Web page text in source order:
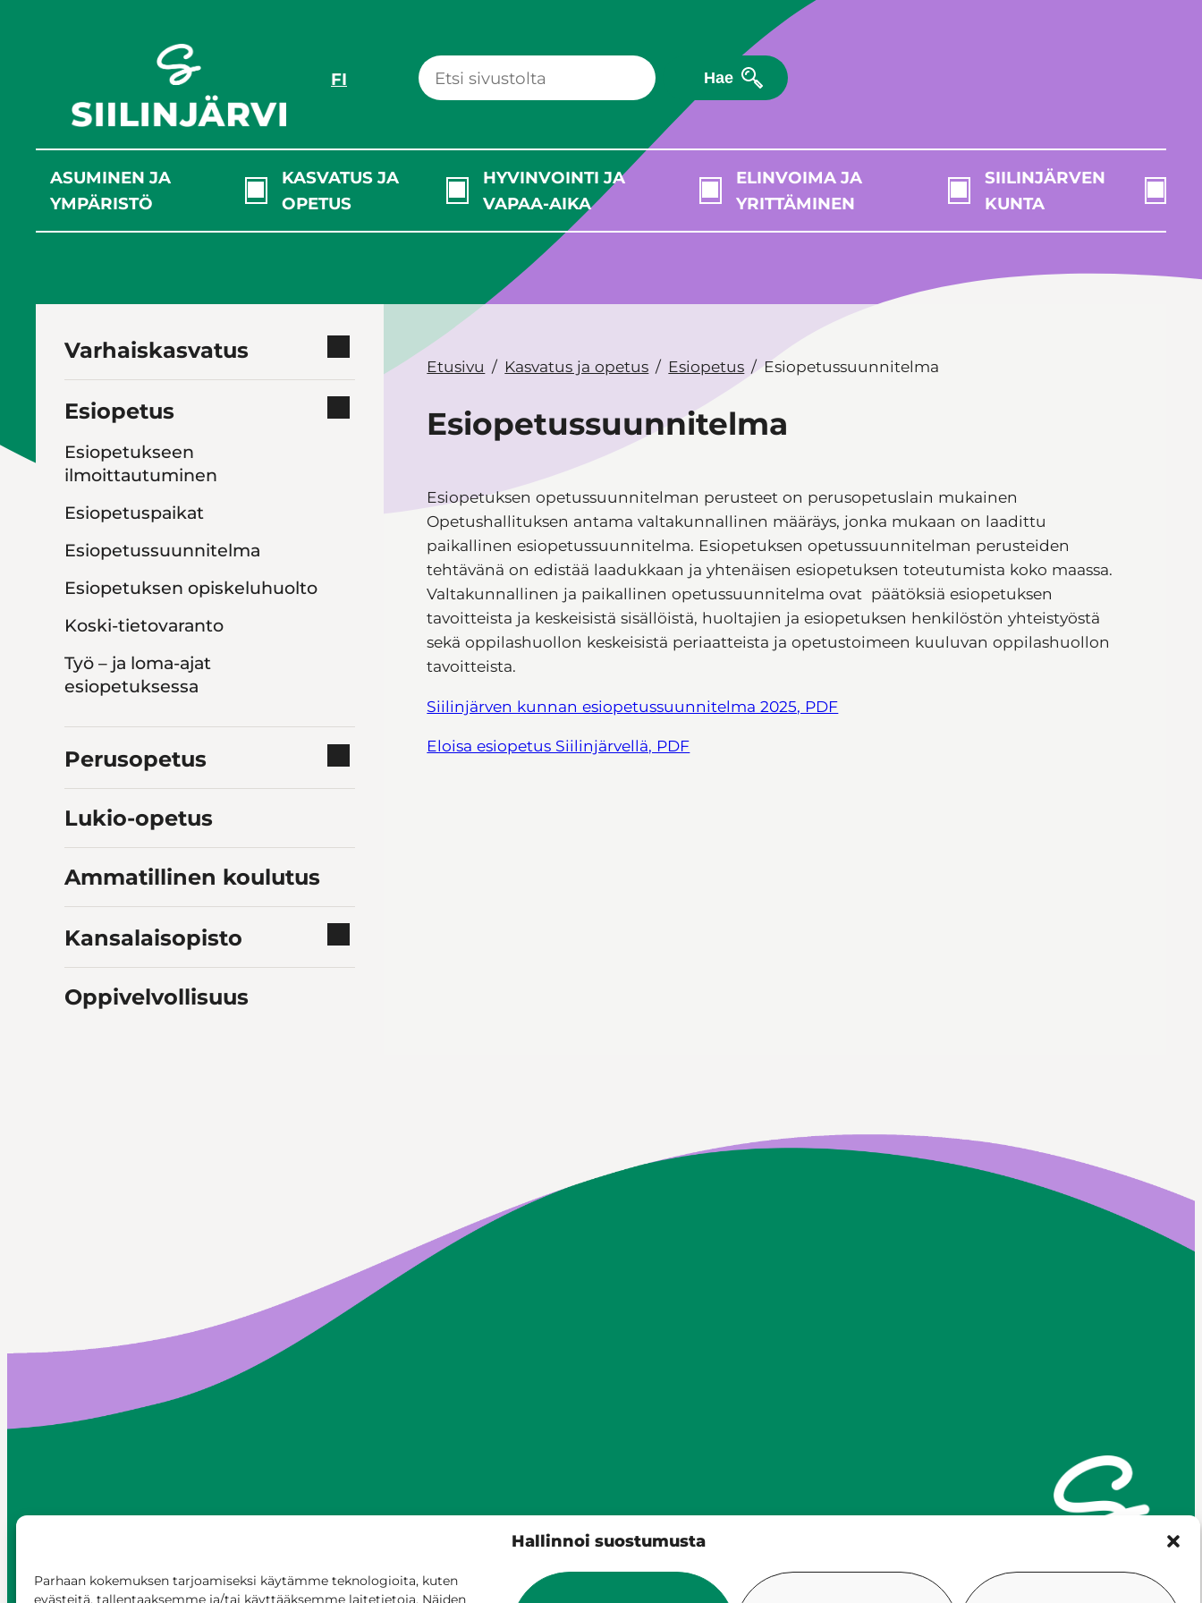
Hallinnoi suostumusta
Parhaan kokemuksen tarjoamiseksi käytämme teknologioita, kuten
evästeitä, tallentaaksemme ja/tai käyttääksemme laitetietoja. Näiden
FI Hae
ASUMINEN JA
YMPÄRISTÖ
KASVATUS JA
OPETUS
HYVINVOINTI JA
VAPAA-AIKA
ELINVOIMA JA
YRITTÄMINEN
SIILINJÄRVEN
KUNTA
Varhaiskasvatus
Esiopetus
Esiopetukseen
ilmoittautuminen
Esiopetuspaikat
Esiopetussuunnitelma
Esiopetuksen opiskeluhuolto
Koski-tietovaranto
Työ – ja loma-ajat
esiopetuksessa
Perusopetus
Lukio-opetus
Ammatillinen koulutus
Kansalaisopisto
Oppivelvollisuus
Etusivu Kasvatus ja opetus Esiopetus Esiopetussuunnitelma
Esiopetussuunnitelma
Esiopetuksen opetussuunnitelman perusteet on perusopetuslain mukainen
Opetushallituksen antama valtakunnallinen määräys, jonka mukaan on laadittu
paikallinen esiopetussuunnitelma. Esiopetuksen opetussuunnitelman perusteiden
tehtävänä on edistää laadukkaan ja yhtenäisen esiopetuksen toteutumista koko maassa.
Valtakunnallinen ja paikallinen opetussuunnitelma ovat päätöksiä esiopetuksen
tavoitteista ja keskeisistä sisällöistä, huoltajien ja esiopetuksen henkilöstön yhteistyöstä
sekä oppilashuollon keskeisistä periaatteista ja opetustoimeen kuuluvan oppilashuollon
tavoitteista.
Siilinjärven kunnan esiopetussuunnitelma 2025, PDF
Eloisa esiopetus Siilinjärvellä, PDF
Siilinjärven kunta
PL 5, 71801 Siilinjärvi
vi.fi